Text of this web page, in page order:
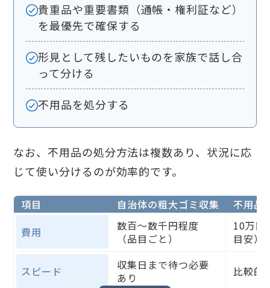
貴重品や重要書類（通帳・権利証など）
を最優先で確保する
形見として残したいものを家族で話し合
って分ける
不用品を処分する
なお、不用品の処分方法は複数あり、状況に応
じて使い分けるのが効率的です。
項目 自治体の粗大ゴミ収集
不用品
費用
数百〜数千円程度
（品目ごと）
10万円
目安）
スピード
収集日まで待つ必要
あり
比較的